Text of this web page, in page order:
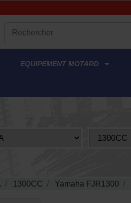
EQUIPEMENT MOTARD
1300CC Yamaha FJR1300